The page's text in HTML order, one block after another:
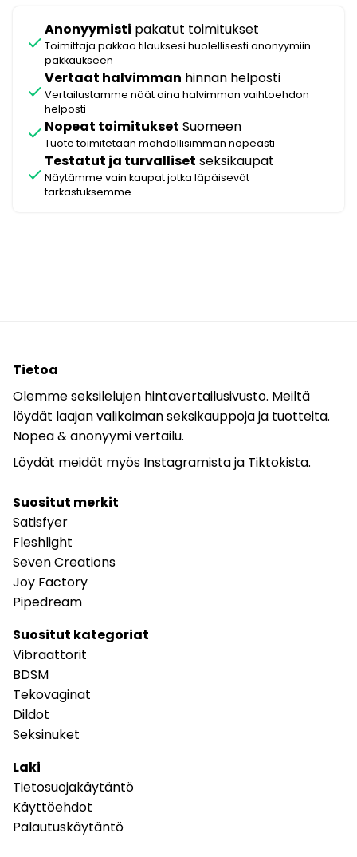
check
Anonyymisti pakatut toimitukset
Toimittaja pakkaa tilauksesi huolellisesti anonyymiin
pakkaukseen
check
Vertaat halvimman hinnan helposti
Vertailustamme näät aina halvimman vaihtoehdon
helposti
check Nopeat toimitukset Suomeen
Tuote toimitetaan mahdollisimman nopeasti
check
Testatut ja turvalliset seksikaupat
Näytämme vain kaupat jotka läpäisevät
tarkastuksemme
Tietoa
Olemme seksilelujen hintavertailusivusto. Meiltä
löydät laajan valikoiman seksikauppoja ja tuotteita.
Nopea & anonyymi vertailu.
Löydät meidät myös Instagramistaja Tiktokista.
Suositut merkit
Satisfyer
Fleshlight
Seven Creations
Joy Factory
Pipedream
Suositut kategoriat
Vibraattorit
BDSM
Tekovaginat
Dildot
Seksinuket
Laki
Tietosuojakäytäntö
Käyttöehdot
Palautuskäytäntö